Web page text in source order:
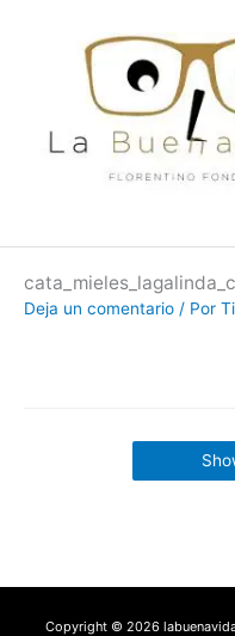
Deja un comentario / Por
Copyright © 2026